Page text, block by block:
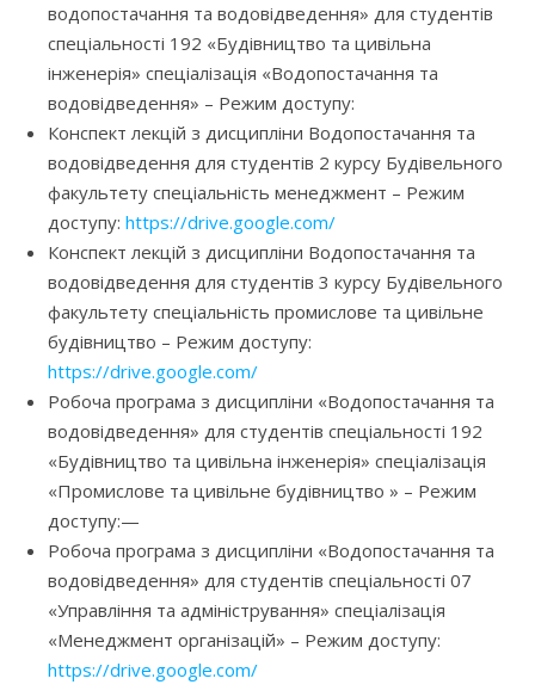
водопостачання та водовідведення» для студентів
спеціальності 192 «Будівництво та цивільна
інженерія» спеціалізація «Водопостачання та
водовідведення» – Режим доступу:
Конспект лекцій з дисципліни Водопостачання та
водовідведення для студентів 2 курсу Будівельного
факультету спеціальність менеджмент – Режим
доступу: https://drive.google.com/
Конспект лекцій з дисципліни Водопостачання та
водовідведення для студентів 3 курсу Будівельного
факультету спеціальність промислове та цивільне
будівництво – Режим доступу:
https://drive.google.com/
Робоча програма з дисципліни «Водопостачання та
водовідведення» для студентів спеціальності 192
«Будівництво та цивільна інженерія» спеціалізація
«Промислове та цивільне будівництво » – Режим
доступу:—
Робоча програма з дисципліни «Водопостачання та
водовідведення» для студентів спеціальності 07
«Управління та адміністрування» спеціалізація
«Менеджмент організацій» – Режим доступу:
https://drive.google.com/